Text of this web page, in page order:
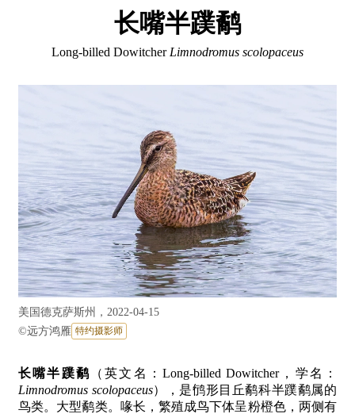
长嘴半蹼鹬
Long-billed Dowitcher Limnodromus scolopaceus
美国德克萨斯州，2022-04-15
©远方鸿雁 特约摄影师
长嘴半蹼鹬 （英文名：Long-billed Dowitcher，学名：
Limnodromus scolopaceus），是鸻形目丘鹬科半蹼鹬属的
鸟类。大型鹬类。喙长，繁殖成鸟下体呈粉橙色，两侧有